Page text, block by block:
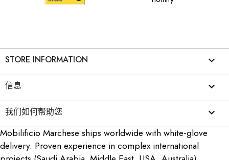
STORE INFORMATION keyboard_arrow_down
信息 
我们如何帮助您 
Mobilificio Marchese ships worldwide with white-glove
delivery. Proven experience in complex international